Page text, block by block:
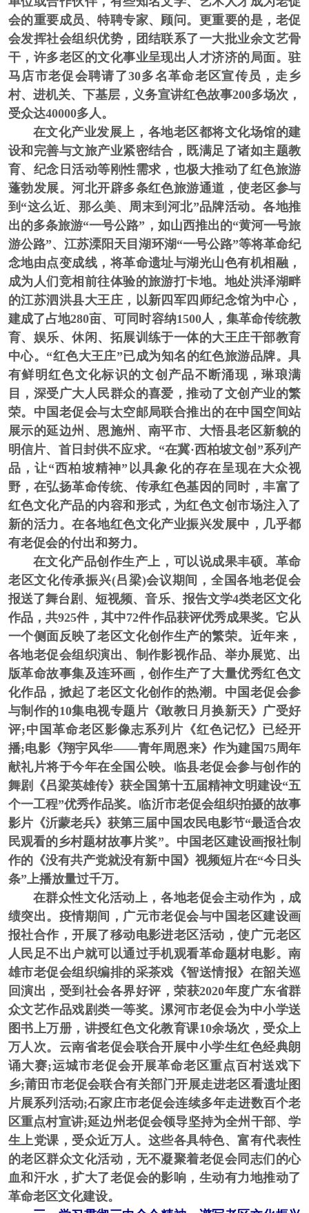
会的重要成员、特聘专家、顾问。更重要的是，老促
会发挥社会组织优势，团结联系了一大批业余文艺骨
干，许多老区的文化事业呈现出人才济济的局面。驻
马店市老促会聘请了30多名革命老区宣传员，走乡
村、进机关、下基层，义务宣讲红色故事200多场次，
受众达40000多人。
在文化产业发展上， 各地老区都将文化场馆的建
设和完善与文旅产业紧密结合，既满足了诸如主题教
育、纪念日活动等刚性需求，也极大推动了红色旅游
蓬勃发展。河北开辟多条红色旅游通道，使老区参与
到“这么近、那么美、周末到河北”品牌活动。各地推
出的多条旅游“一号公路”，如山西推出的“黄河一号旅
游公路”、江苏溧阳天目湖环湖“一号公路”等将革命纪
念地由点变成线，将革命遗址与湖光山色有机相融，
成为人们竞相前往体验的旅游打卡地。地处洪泽湖畔
的江苏泗洪县大王庄，以新四军四师纪念馆为中心，
建成了占地280亩、可同时容纳1500人，集革命传统教
育、娱乐、休闲、拓展训练于一体的大王庄干部教育
中心。“红色大王庄”已成为知名的红色旅游品牌。具
有鲜明红色文化标识的文创产品不断涌现，琳琅满
目，深受广大人民群众的喜爱，推动了文创产业的繁
荣。中国老促会与太空邮局联合推出的在中国空间站
展示的延边州、恩施州、南平市、大悟县老区新貌的
明信片、首日封供不应求。“在冀·西柏坡文创”系列产
品，让“西柏坡精神”以具象化的存在呈现在大众视
野，在弘扬革命传统、传承红色基因的同时，丰富了
红色文化产品的内容和形式，为红色文创市场注入了
新的活力。在各地红色文化产业振兴发展中，几乎都
有老促会的付出和努力。
在文化产品创作生产上， 可以说成果丰硕。革命
老区文化传承振兴(吕梁)会议期间，全国各地老促会
报送了舞台剧、短视频、音乐、报告文学4类老区文化
作品，共925件，其中72件作品获评优秀成果奖。它从
一个侧面反映了老区文化创作生产的繁荣。近年来，
各地老促会组织演出、制作影视作品、举办展览、出
版革命故事集及连环画，创作生产了大量优秀红色文
化作品，掀起了老区文化创作的热潮。中国老促会参
与制作的10集电视专题片《敢教日月换新天》广受好
评;中国革命老区影像志系列片《红色记忆》已经开
播;电影《翔宇风华——青年周恩来》作为建国75周年
献礼片将于今年在全国公映。临县老促会参与创作的
舞剧《吕梁英雄传》获全国第十五届精神文明建设“五
个一工程”优秀作品奖。临沂市老促会组织拍摄的故事
影片《沂蒙老兵》获第三届中国农民电影节“最适合农
民观看的乡村题材故事片奖”。中国老区建设画报社制
作的《没有共产党就没有新中国》视频短片在“今日头
条”上播放量过千万。
在群众性文化活动上， 各地老促会主动作为，成
绩突出。疫情期间，广元市老促会与中国老区建设画
报社合作，开展了移动电影进老区活动，使广元老区
人民足不出户就可以通过手机观看革命题材电影。南
雄市老促会组织编排的采茶戏《智送情报》在韶关巡
回演出，受到社会各界好评，荣获2020年度广东省群
众文艺作品戏剧类一等奖。漯河市老促会为中小学送
图书上万册，讲授红色文化教育课10余场次，受众上
万人次。云南省老促会联合开展中小学生红色经典朗
诵大赛;运城市老促会开展革命老区重点百村送戏下
乡;莆田市老促会联合有关部门开展走进老区看遗址图
片展系列活动;石家庄市老促会连续多年走进数百个老
区重点村宣讲;延边州老促会领导坚持为全州干部、学
生上党课，受众近万人。这些各具特色、富有代表性
的老区群众文化活动，无不凝聚着老促会同志们的心
血和汗水，扩大了老促会的影响，生动有力地推动了
革命老区文化建设。